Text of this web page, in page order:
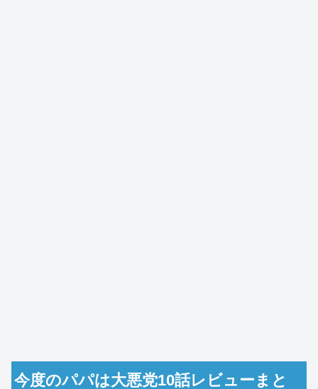
今度のパパは大悪党10話レビューまと